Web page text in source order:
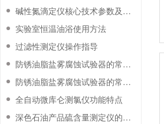
碱性氮滴定仪核心技术参数及应用说明
实验室恒温油浴使用方法
过滤性测定仪操作指导
防锈油脂盐雾腐蚀试验器的常见故障与解决方法
防锈油脂盐雾腐蚀试验器的常见故障与解决方法
全自动微库仑测氯仪功能特点
深色石油产品硫含量测定仪的工作环境要求